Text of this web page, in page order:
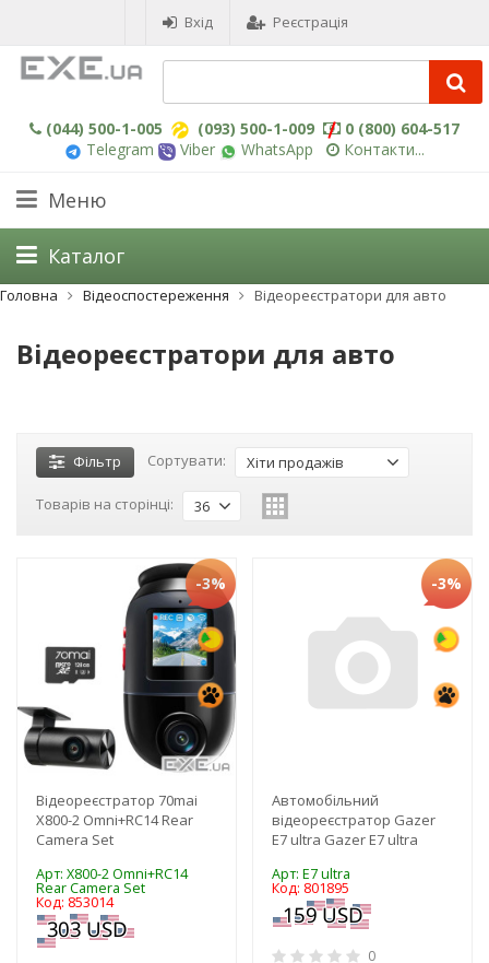
Вхід Реєстрація
(044) 500-1-005 (093) 500-1-009
0 (800) 604-517
Telegram
Viber WhatsApp Контакти...
Меню
Головна Відеоспостереження Відеореєстратори для авто
Відеореєстратори для авто
Фільтр Сортувати: Хіти продажів
Товарів на сторінці: 36
-3%
Відеореєстратор 70mai
X800-2 Omni+RC14 Rear
Camera Set
Арт: X800-2 Omni+RC14
Rear Camera Set
Код: 853014
-3%
Автомобільний
відеореєстратор Gazer
E7 ultra Gazer E7 ultra
Арт: E7 ultra
Код: 801895
0
Каталог